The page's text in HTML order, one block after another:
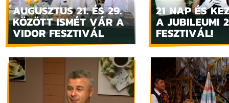
AUGUSZTUS 21. ÉS 29.
KÖZÖTT ISMÉT VÁR A
VIDOR FESZTIVÁL
21 NAP ÉS
A JUBILEUMI
FESZTIVÁL!